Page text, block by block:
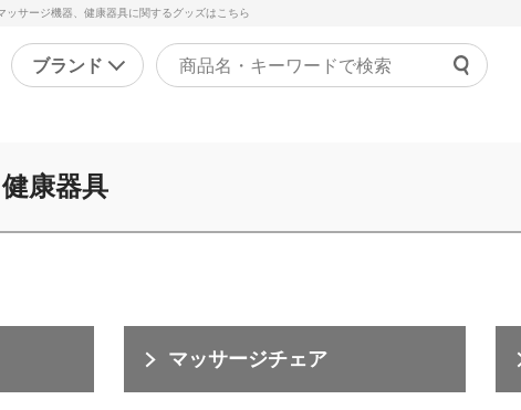
サージ機器、健康器具に関するグッズはこちら
ブランド
ブラジャー
その他
健康食品・サプリ
コスメ・化粧品
康器具
マッサージチェア